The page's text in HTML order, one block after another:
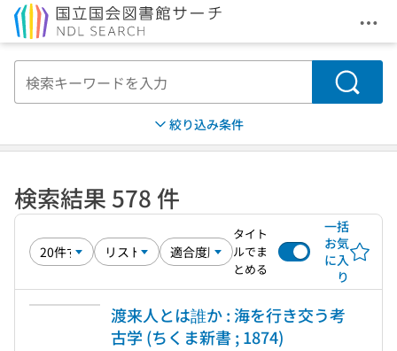
メ
検索
絞り込み条件
検索結果 578 件
タイト
ルでま
とめる
一括
お気
に入
り
渡来人とは誰か : 海を行き交う考
古学 (ちくま新書 ; 1874)